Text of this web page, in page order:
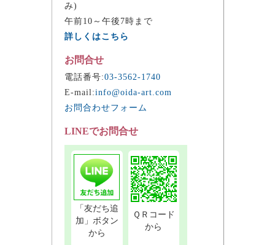
み)
午前10～午後7時まで
詳しくはこちら
お問合せ
電話番号:03-3562-1740
E-mail:info@oida-art.com
お問合わせフォーム
LINEでお問合せ
「友だち追
加」ボタン
から
ＱＲコード
から